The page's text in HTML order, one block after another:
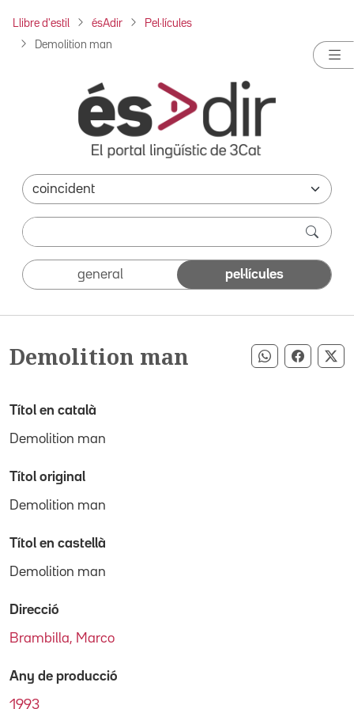
Llibre d'estil ésAdir Pel·lícules
Demolition man
general pel·lícules
Demolition man Compartir
Títol en català
Demolition man
Títol original
Demolition man
Títol en castellà
Demolition man
Direcció
Brambilla, Marco
Any de producció
1993